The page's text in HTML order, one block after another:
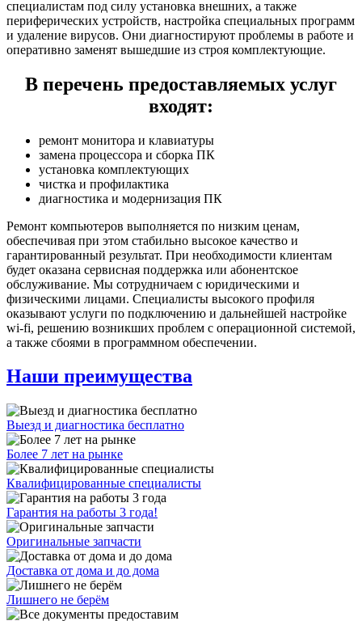
специалистам под силу установка внешних, а также
периферических устройств, настройка специальных программ
и удаление вирусов. Они диагностируют проблемы в работе и
оперативно заменят вышедшие из строя комплектующие.
В перечень предоставляемых услуг
входят:
ремонт монитора и клавиатуры
замена процессора и сборка ПК
установка комплектующих
чистка и профилактика
диагностика и модернизация ПК
Ремонт компьютеров выполняется по низким ценам,
обеспечивая при этом стабильно высокое качество и
гарантированный результат. При необходимости клиентам
будет оказана сервисная поддержка или абонентское
обслуживание. Мы сотрудничаем с юридическими и
физическими лицами. Специалисты высокого профиля
оказывают услуги по подключению и дальнейшей настройке
wi-fi, решению возникших проблем с операционной системой,
а также сбоями в программном обеспечении.
Наши преимущества
Выезд и диагностика бесплатно
Более 7 лет на рынке
Квалифицированные специалисты
Гарантия на работы 3 года!
Оригинальные запчасти
Доставка от дома и до дома
Лишнего не берём